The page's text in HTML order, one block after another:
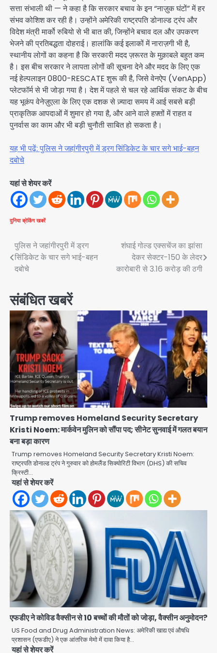
सत्ता संभाली थी — ने कहा है कि सरकार बचाव के इन “नाज़ुक घंटों” में हर
संभव कोशिश कर रही है। उन्होंने अमेरिकी राष्ट्रपति डोनाल्ड ट्रंप और
विदेश मंत्री मार्को रुबियो से भी बात की, जिन्होंने बचाव दल और उपकरण
भेजने की प्रतिबद्धता दोहराई। हालांकि कई इलाकों में नाराज़गी भी है,
स्थानीय लोगों का कहना है कि सरकारी मदद ज़रूरत के मुक़ाबले बहुत कम
है। इस बीच सरकार ने लापता लोगों की सूचना देने और मदद के लिए एक
नई हेल्पलाइन 0800-RESCATE शुरू की है, जिसे वेनऐप (VenApp)
प्लेटफॉर्म से भी जोड़ा गया है। देश में पहले से चल रहे आर्थिक संकट के बीच
यह भूकंप वेनेज़ुएला के लिए एक दशक से ज़्यादा समय में आई सबसे बड़ी
प्राकृतिक आपदाओं में शुमार हो गया है, और आने वाले हफ़्तों में राहत व
पुनर्वास का काम और भी बड़ी चुनौती साबित हो सकता है।
यह भी पढ़ें: पुलिस ने जहांगीरपुरी में ड्रग सिंडिकेट के चार सगे भाई-बहन
दबोचे
यहां से शेयर करें
दुनिया ब्रेकिंग खबरें
Post
navigation
पुलिस ने जहांगीरपुरी में ड्रग
सिंडिकेट के चार सगे भाई-बहन
दबोचे
शंघाई गोल्ड एक्सचेंज का झांसा
देकर सेक्टर-150 के लेदर
कारोबारी से 3.16 करोड़ की ठगी
संबंधित खबरें
Trump removes Homeland Security Secretary
Kristi Noem: मार्कवेन मुलिन को सौंपा पद; सीनेट सुनवाई में गलत बयान
बना बड़ा कारण
Trump removes Homeland Security Secretary Kristi Noem:
राष्ट्रपति डोनाल्ड ट्रंप ने गुरुवार को होमलैंड सिक्योरिटी विभाग (DHS) की सचिव
क्रिस्टी…
यहां से शेयर करें
एफडीए ने कोविड वैक्सीन से 10 बच्चों की मौतों को जोड़ा, वैक्सीन अनुमोदन?
US Food and Drug Administration News: अमेरिकी खाद्य एवं औषधि
प्रशासन (एफडीए) ने एक आंतरिक मेमो में दावा किया है…
यहां से शेयर करें
Congress Mission 2027: